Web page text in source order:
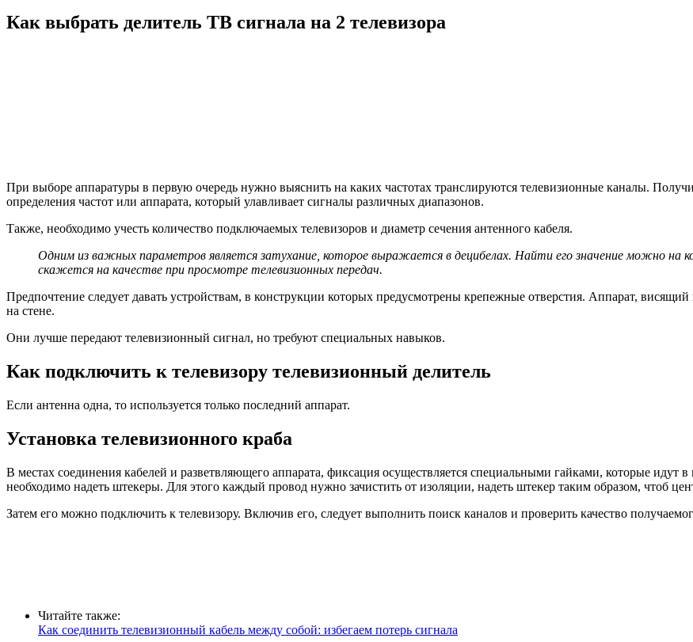
Как выбрать делитель ТВ сигнала на 2 телевизора
При выборе аппаратуры в первую очередь нужно выяснить на каких частотах транслируются телевизионные каналы.
определения частот или аппарата, который улавливает сигналы различных диапазонов.
Также, необходимо учесть количество подключаемых телевизоров и диаметр сечения антенного кабеля.
Одним из важных параметров является затухание, которое выражается в децибелах. Найти его значение можно на
скажется на качестве при просмотре телевизионных передач.
Предпочтение следует давать устройствам, в конструкции которых предусмотрены крепежные отверстия. Аппарат,
на стене.
Они лучше передают телевизионный сигнал, но требуют специальных навыков.
Как подключить к телевизору телевизионный делитель
Если антенна одна, то используется только последний аппарат.
Установка телевизионного краба
В местах соединения кабелей и разветвляющего аппарата, фиксация осуществляется специальными гайками, которые идут
необходимо надеть штекеры. Для этого каждый провод нужно зачистить от изоляции, надеть штекер таким образом, чтоб
Затем его можно подключить к телевизору. Включив его, следует выполнить поиск каналов и проверить качество
Читайте также:
Как соединить телевизионный кабель между собой: избегаем потерь сигнала